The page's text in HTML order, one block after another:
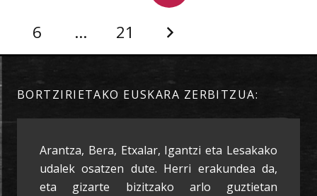
6 … 21
BORTZIRIETAKO EUSKARA ZERBITZUA:
Arantza, Bera, Etxalar, Igantzi eta Lesakako
udalek osatzen dute. Herri erakundea da,
eta gizarte bizitzako arlo guztietan